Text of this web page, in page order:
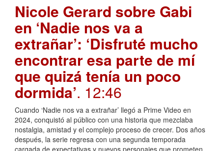
Nicole Gerard sobre Gabi
en ‘Nadie nos va a
extrañar’: ‘Disfruté mucho
encontrar esa parte de mí
que quizá tenía un poco
dormida’. 12:46
Cuando ‘Nadie nos va a extrañar’ llegó a Prime Video en
2024, conquistó al público con una historia que mezclaba
nostalgia, amistad y el complejo proceso de crecer. Dos años
después, la serie regresa con una segunda temporada